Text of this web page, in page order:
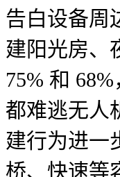
告白设备周
建阳光房、
75% 和
都难逃无人
建行为进一
桥、快速等